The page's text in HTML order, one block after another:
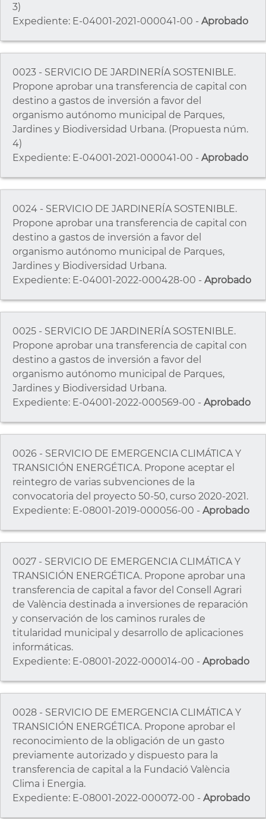
3)
Expediente: E-04001-2021-000041-00 - Aprobado
0023 - SERVICIO DE JARDINERÍA SOSTENIBLE.
Propone aprobar una transferencia de capital con
destino a gastos de inversión a favor del
organismo autónomo municipal de Parques,
Jardines y Biodiversidad Urbana. (Propuesta núm.
4)
Expediente: E-04001-2021-000041-00 - Aprobado
0024 - SERVICIO DE JARDINERÍA SOSTENIBLE.
Propone aprobar una transferencia de capital con
destino a gastos de inversión a favor del
organismo autónomo municipal de Parques,
Jardines y Biodiversidad Urbana.
Expediente: E-04001-2022-000428-00 - Aprobado
0025 - SERVICIO DE JARDINERÍA SOSTENIBLE.
Propone aprobar una transferencia de capital con
destino a gastos de inversión a favor del
organismo autónomo municipal de Parques,
Jardines y Biodiversidad Urbana.
Expediente: E-04001-2022-000569-00 - Aprobado
0026 - SERVICIO DE EMERGENCIA CLIMÁTICA Y
TRANSICIÓN ENERGÉTICA. Propone aceptar el
reintegro de varias subvenciones de la
convocatoria del proyecto 50-50, curso 2020-2021.
Expediente: E-08001-2019-000056-00 - Aprobado
0027 - SERVICIO DE EMERGENCIA CLIMÁTICA Y
TRANSICIÓN ENERGÉTICA. Propone aprobar una
transferencia de capital a favor del Consell Agrari
de València destinada a inversiones de reparación
y conservación de los caminos rurales de
titularidad municipal y desarrollo de aplicaciones
informáticas.
Expediente: E-08001-2022-000014-00 - Aprobado
0028 - SERVICIO DE EMERGENCIA CLIMÁTICA Y
TRANSICIÓN ENERGÉTICA. Propone aprobar el
reconocimiento de la obligación de un gasto
previamente autorizado y dispuesto para la
transferencia de capital a la Fundació València
Clima i Energia.
Expediente: E-08001-2022-000072-00 - Aprobado